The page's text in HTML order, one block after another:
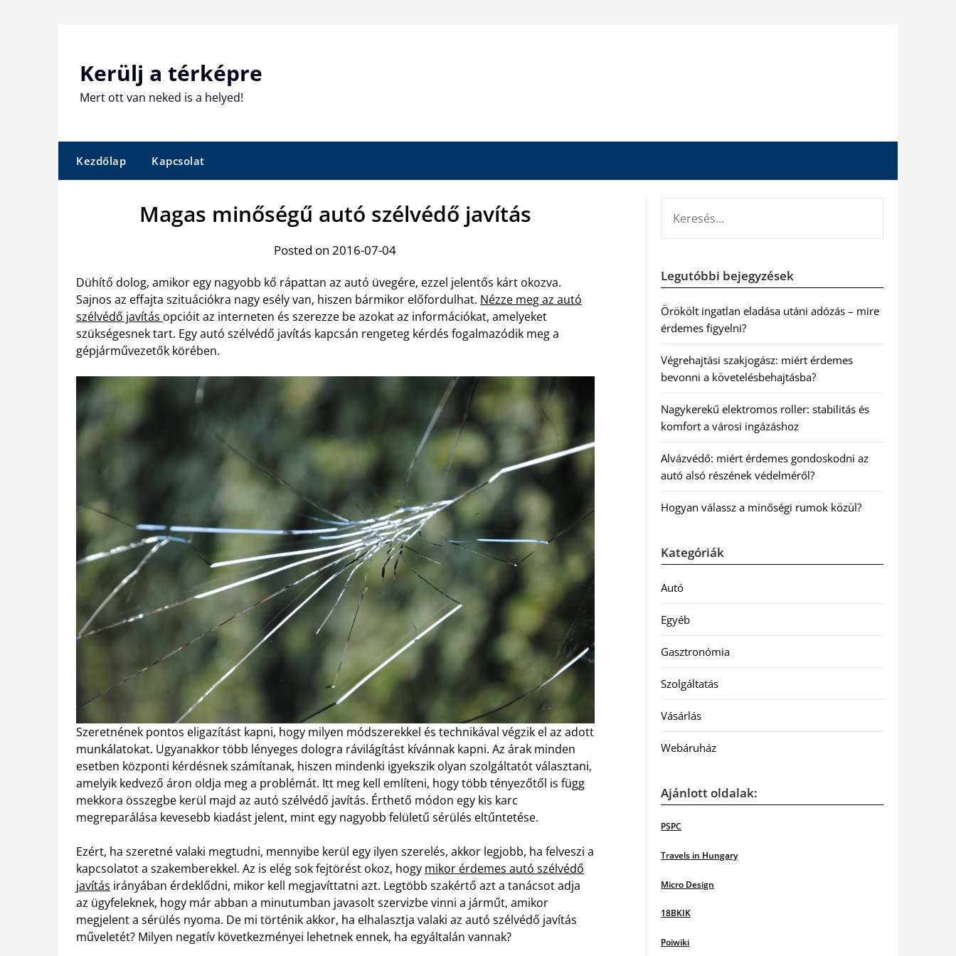
Kerülj a térképre
Mert ott van neked is a helyed!
Kezdőlap Kapcsolat
Magas minőségű autó szélvédő javítás
Posted on 2016-07-04
Dühítő dolog, amikor egy nagyobb kő rápattan az autó üvegére, ezzel jelentős kárt okozva.
Sajnos az effajta szituációkra nagy esély van, hiszen bármikor előfordulhat. Nézze meg az autó
szélvédő javítás opcióit az interneten és szerezze be azokat az információkat, amelyeket
szükségesnek tart. Egy autó szélvédő javítás kapcsán rengeteg kérdés fogalmazódik meg a
gépjárművezetők körében.
Szeretnének pontos eligazítást kapni, hogy milyen módszerekkel és technikával végzik el az adott
munkálatokat. Ugyanakkor több lényeges dologra rávilágítást kívánnak kapni. Az árak minden
esetben központi kérdésnek számítanak, hiszen mindenki igyekszik olyan szolgáltatót választani,
amelyik kedvező áron oldja meg a problémát. Itt meg kell említeni, hogy több tényezőtől is függ
mekkora összegbe kerül majd az autó szélvédő javítás. Érthető módon egy kis karc
megreparálása kevesebb kiadást jelent, mint egy nagyobb felületű sérülés eltűntetése.
Ezért, ha szeretné valaki megtudni, mennyibe kerül egy ilyen szerelés, akkor legjobb, ha felveszi a
kapcsolatot a szakemberekkel. Az is elég sok fejtörést okoz, hogy mikor érdemes autó szélvédő
javítás irányában érdeklődni, mikor kell megjavíttatni azt. Legtöbb szakértő azt a tanácsot adja
az ügyfeleknek, hogy már abban a minutumban javasolt szervizbe vinni a járműt, amikor
megjelent a sérülés nyoma. De mi történik akkor, ha elhalasztja valaki az autó szélvédő javítás
műveletét? Milyen negatív következményei lehetnek ennek, ha egyáltalán vannak?
Legutóbbi bejegyzések
Örökölt ingatlan eladása utáni adózás – mire
érdemes figyelni?
Végrehajtási szakjogász: miért érdemes
bevonni a követelésbehajtásba?
Nagykerekű elektromos roller: stabilitás és
komfort a városi ingázáshoz
Alvázvédő: miért érdemes gondoskodni az
autó alsó részének védelméről?
Hogyan válassz a minőségi rumok közül?
Kategóriák
Autó
Egyéb
Gasztronómia
Szolgáltatás
Vásárlás
Webáruház
Ajánlott oldalak:
PSPC
Travels in Hungary
Micro Design
18BKIK
Poiwiki